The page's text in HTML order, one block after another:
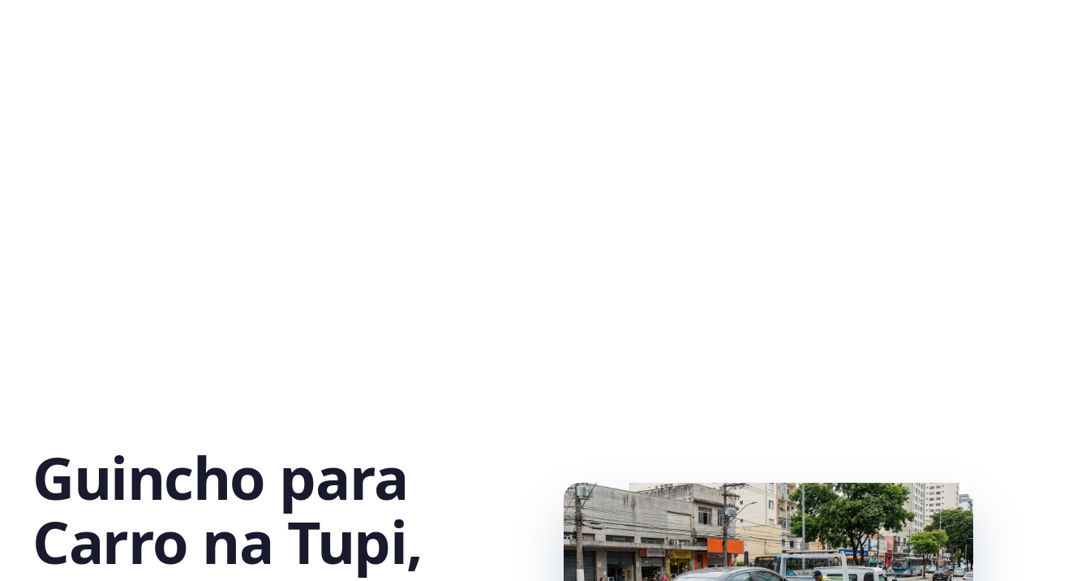
Guincho para
Carro na Tupi,